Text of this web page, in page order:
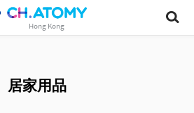
Hong Kong
居家用品